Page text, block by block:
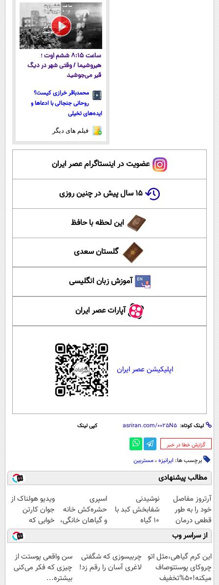
ساعت ۸:۱۵ ششم اوت ؛
هیروشیما / وقتی شهر در دیگ
قیر می‌جوشید
محمدباقر خرازی کیست؟
روحانی جنجالی با ادعاها و
ایده‌های تخیلی
فیلم های دیگر
عضویت در اینستاگرام عصر ایران
۱۵ سال پیش در چنین روزی
این لحظه با حافظ
گلستان سعدی
آموزش زبان انگلیسی
آپارات عصر ایران
اپلیکیشن عصر ایران
لینک کوتاه: کپی لینک
‌گزارش خطا در خبر
برچسب ها: ایرانیزه ، مستربین
مطالب پیشنهادی
آرتروز مفاصل
خود را به طور
قطعی درمان
کنید!
◗پرسش‌نامه◖
نوشیدنی
شفابخش کبد با
10 گیاه
موثر(تخفیف تا
امشب)
اسپری
حشره‌کش خانه
و گیاهان خانگی،
نابودکننده انواع
حشرات خانگی و
آفات
ویدیو هولناک از
جوان کارتن
خوابی که
میلیاردر شد.
آموزش رایگان
از سراسر وب
این کرم گیاهی،مثل اتو
چروکای پوستتوصاف
میکنه!50%تخفیف
چربیسوزی که شگفتی
لاغری آسان را رقم زد!
سن واقعی پوستت از
چیزی که فکر می‌کنی
بیشتره...